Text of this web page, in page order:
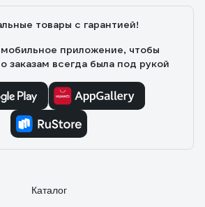
товары с гарантией!
приложение, чтобы
заказам всегда была под рукой
Каталог